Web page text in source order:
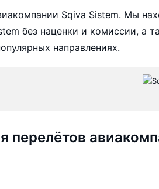
Sqiva Sistem. Мы
без наценки и комиссии, а
направлениях.
перелётов